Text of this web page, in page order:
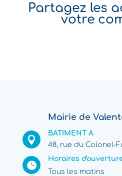
Partagez les
votre
Mairie de

BATIMENT A
48, rue du Colonel-

Horaires
Tous les matins